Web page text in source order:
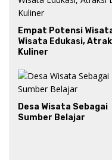
Empat Potensi
Wisata Edukasi,
Kuliner
Desa Wisata Sebagai
Sumber Belajar